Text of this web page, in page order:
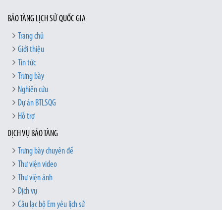
BẢO TÀNG LỊCH SỬ QUỐC GIA
Trang chủ
Giới thiệu
Tin tức
Trưng bày
Nghiên cứu
Dự án BTLSQG
Hỗ trợ
DỊCH VỤ BẢO TÀNG
Trưng bày chuyên đề
Thư viện video
Thư viện ảnh
Dịch vụ
Câu lạc bộ Em yêu lịch sử